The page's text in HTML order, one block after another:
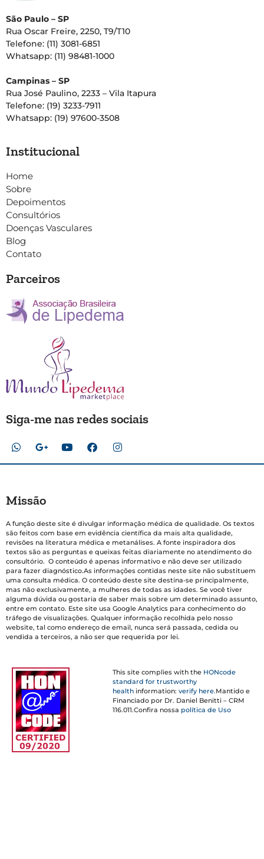
São Paulo – SP
Rua Oscar Freire, 2250, T9/T10
Telefone: (11) 3081-6851
Whatsapp: (11) 98481-1000
Campinas – SP
Rua José Paulino, 2233 – Vila Itapura
Telefone: (19) 3233-7911
Whatsapp: (19) 97600-3508
Institucional
Home
Sobre
Depoimentos
Consultórios
Doenças Vasculares
Blog
Contato
Parceiros
Siga-me nas redes sociais
Missão
A função deste site é divulgar informação médica de qualidade. Os textos
são feitos com base em evidência científica da mais alta qualidade,
revisões na literatura médica e metanálises. A fonte inspiradora dos
textos são as perguntas e queixas feitas diariamente no atendimento do
consultório. O conteúdo é apenas informativo e não deve ser utilizado
para fazer diagnóstico.As informações contidas neste site não substituem
uma consulta médica. O conteúdo deste site destina-se principalmente,
mas não exclusivamente, a mulheres de todas as idades. Se você tiver
alguma dúvida ou gostaria de saber mais sobre um determinado assunto,
entre em contato. Este site usa Google Analytics para conhecimento do
tráfego de visualizações. Qualquer informação recolhida pelo nosso
website, tal como endereço de email, nunca será passada, cedida ou
vendida a terceiros, a não ser que requerida por lei.
This site complies with the HONcode
standard for trustworthy
health information:verify here.Mantido e
Financiado por Dr. Daniel Benitti – CRM
116.011.Confira nossa política de Uso